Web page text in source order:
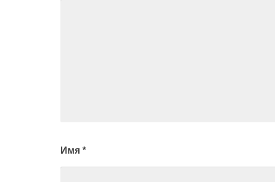
Имя *